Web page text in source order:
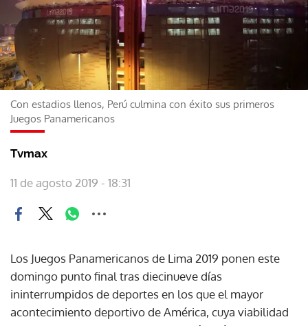
Con estadios llenos, Perú culmina con éxito sus primeros
Juegos Panamericanos
Tvmax
11 de agosto 2019 - 18:31
Los Juegos Panamericanos de Lima 2019 ponen este
domingo punto final tras diecinueve días
ininterrumpidos de deportes en los que el mayor
acontecimiento deportivo de América, cuya viabilidad